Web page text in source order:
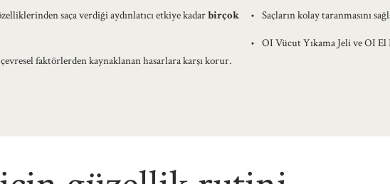
saça verdiği aydınlatıcı etkiye kadarbirçok
çevresel faktörlerden kaynaklanan hasarlara karşı korur.
Saçların kolay taranmasını
OI Vücut Yıkama Jeli ve OI